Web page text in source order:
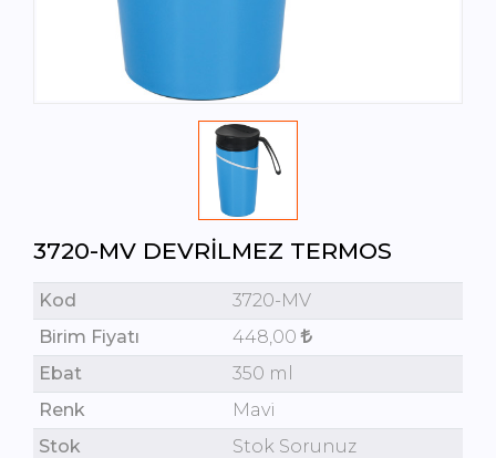
3720-MV DEVRILMEZ TERMOS
Kod
3720-MV
Birim Fiyatı
448,00
Ebat
350 ml
Renk
Mavi
Stok
Stok Sorunuz